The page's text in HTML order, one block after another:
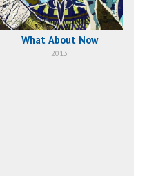
What About Now
2013